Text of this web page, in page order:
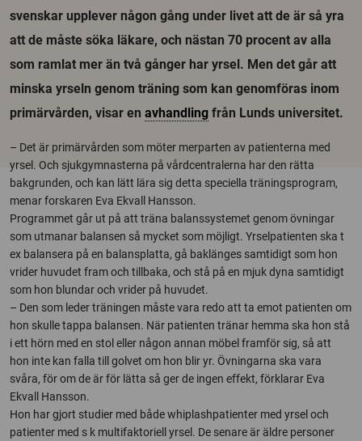
svenskar upplever någon gång under livet att de är så yra
att de måste söka läkare, och nästan 70 procent av alla
som ramlat mer än två gånger har yrsel. Men det går att
minska yrseln genom träning som kan genomföras inom
primärvården, visar en avhandling från Lunds universitet.
– Det är primärvården som möter merparten av patienterna med
yrsel. Och sjukgymnasterna på vårdcentralerna har den rätta
bakgrunden, och kan lätt lära sig detta speciella träningsprogram,
menar forskaren Eva Ekvall Hansson.
Programmet går ut på att träna balanssystemet genom övningar
som utmanar balansen så mycket som möjligt. Yrselpatienten ska t
ex balansera på en balansplatta, gå baklänges samtidigt som hon
vrider huvudet fram och tillbaka, och stå på en mjuk dyna samtidigt
som hon blundar och vrider på huvudet.
– Den som leder träningen måste vara redo att ta emot patienten om
hon skulle tappa balansen. När patienten tränar hemma ska hon stå
i ett hörn med en stol eller någon annan möbel framför sig, så att
hon inte kan falla till golvet om hon blir yr. Övningarna ska vara
svåra, för om de är för lätta så ger de ingen effekt, förklarar Eva
Ekvall Hansson.
Hon har gjort studier med både whiplashpatienter med yrsel och
patienter med s k multifaktoriell yrsel. De senare är äldre personer